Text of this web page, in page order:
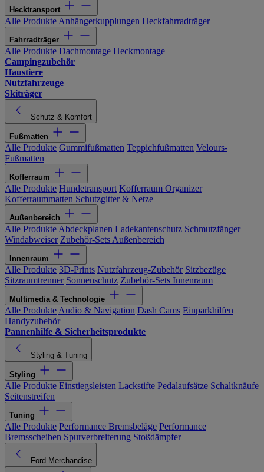
Hecktransport
Alle Produkte Anhängerkupplungen Heckfahrradträger
Fahrradträger
Alle Produkte Dachmontage Heckmontage
Campingzubehör
Haustiere
Nutzfahrzeuge
Skiträger
Schutz & Komfort
Fußmatten
Alle Produkte Gummifußmatten Teppichfußmatten Velours-
Fußmatten
Kofferraum
Alle Produkte Hundetransport Kofferraum Organizer
Kofferraummatten Schutzgitter & Netze
Außenbereich
Alle Produkte Abdeckplanen Ladekantenschutz Schmutzfänger
Windabweiser Zubehör-Sets Außenbereich
Innenraum
Alle Produkte 3D-Prints Nutzfahrzeug-Zubehör Sitzbezüge
Sitzraumtrenner Sonnenschutz Zubehör-Sets Innenraum
Multimedia & Technologie
Alle Produkte Audio & Navigation Dash Cams Einparkhilfen
Handyzubehör
Pannenhilfe & Sicherheitsprodukte
Styling & Tuning
Styling
Alle Produkte Einstiegsleisten Lackstifte Pedalaufsätze Schaltknäufe
Seitenstreifen
Tuning
Alle Produkte Performance Bremsbeläge Performance
Bremsscheiben Spurverbreiterung Stoßdämpfer
Ford Merchandise